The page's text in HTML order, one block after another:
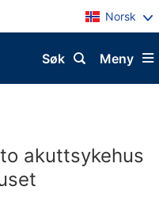
Norsk
Meny
Søk
akuttsykehus